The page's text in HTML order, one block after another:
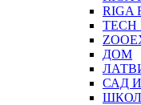
RIGA
TECH
ДОМ
САД